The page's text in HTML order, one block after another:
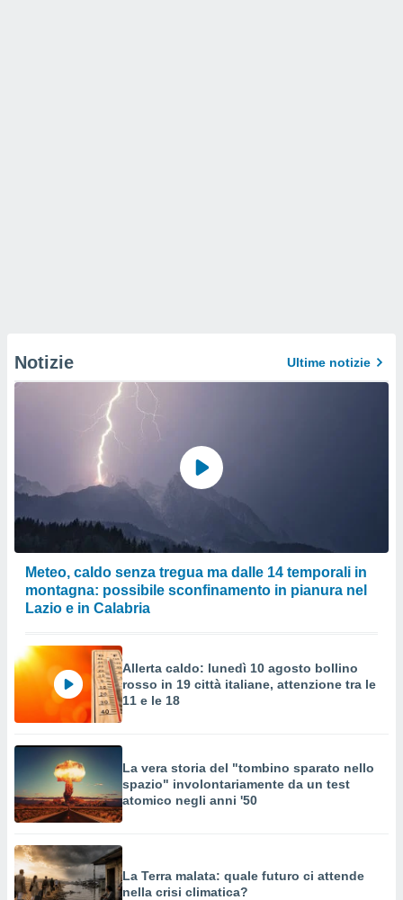
Notizie Ultime notizie
Meteo, caldo senza tregua ma dalle 14 temporali in
montagna: possibile sconfinamento in pianura nel
Lazio e in Calabria
Allerta caldo: lunedì 10 agosto bollino
rosso in 19 città italiane, attenzione tra le
11 e le 18
La vera storia del "tombino sparato nello
spazio" involontariamente da un test
atomico negli anni '50
La Terra malata: quale futuro ci attende
nella crisi climatica?